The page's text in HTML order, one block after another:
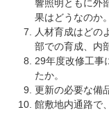
響照明ともに外
果はどうなのか
人材育成はどの
部での育成、内
29年度改修工事
たか。
更新の必要な備
館敷地内通路で